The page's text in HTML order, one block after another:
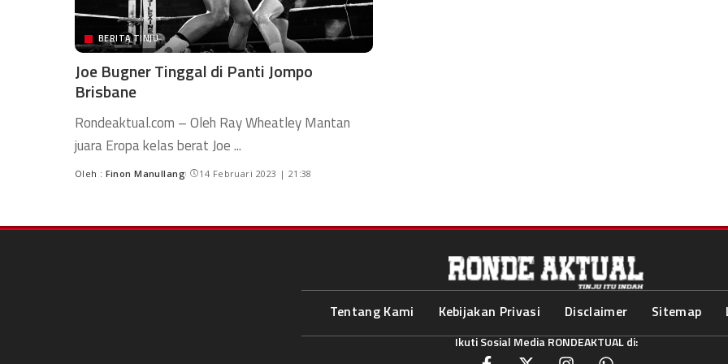
BERITA TINJU
Joe Bugner Tinggal di Panti Jompo
Brisbane
Rondeaktual.com – Oleh Ray Wheatley Mantan
juara Eropa kelas berat Joe...
Oleh : Finon Manullang 14 Februari 2023 | 21:38
Tentang Kami Kebijakan Privasi Disclaimer Sitemap
Ikuti Sosial Media RONDEAKTUAL di: